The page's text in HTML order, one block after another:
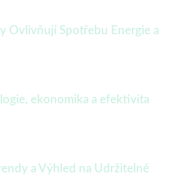
Ovlivňují Spotřebu Energie a
ekonomika a efektivita
a Výhled na Udržitelné